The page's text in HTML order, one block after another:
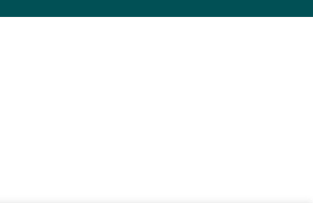
delConcertde Poulenc perteneciente a
de las tres obras.